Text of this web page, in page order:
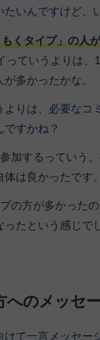
いんですけど、
くタイプ」の人
っていうよりは、
多かったかな。
りは、必要なコ
すかね？
加するっていう
は良かったです。
の方が多かった
たという感じで
へのメッセ
て一言メッセー